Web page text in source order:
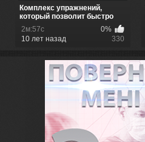
Комплекс упражнений,
который позволит быстро
подгото...
2м:57с
0%
10 лет назад
330